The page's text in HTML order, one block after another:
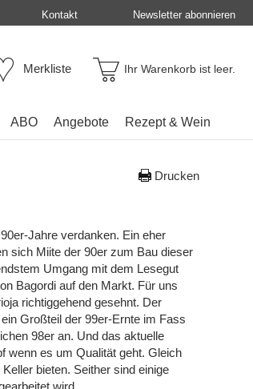
Kontakt Newsletter abonnieren
Merkliste Ihr Warenkorb ist leer.
ABO Angebote Rezept & Wein
Drucken
Jahre verdanken. Ein eher
sich Miite der 90er zum Bau dieser
Umgang mit dem Lesegut
Bagordi auf den Markt. Für uns
richtiggehend gesehnt. Der
Großteil der 99er-Ernte im Fass
98er an. Und das aktuelle
wenn es um Qualität geht. Gleich
bieten. Seither sind einige
wird.